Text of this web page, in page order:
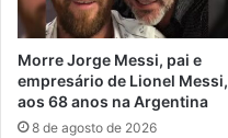
Morre Jorge Messi, pai e
empresário de Lionel Messi,
aos 68 anos na Argentina
8 de agosto de 2026